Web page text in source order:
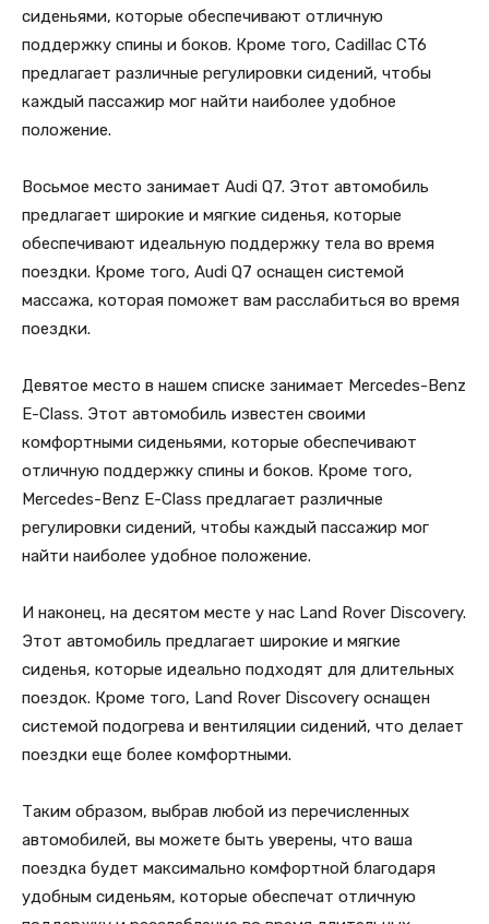
сиденьями, которые обеспечивают отличную
поддержку спины и боков. Кроме того, Cadillac CT6
предлагает различные регулировки сидений, чтобы
каждый пассажир мог найти наиболее удобное
положение.
Восьмое место занимает Audi Q7. Этот автомобиль
предлагает широкие и мягкие сиденья, которые
обеспечивают идеальную поддержку тела во время
поездки. Кроме того, Audi Q7 оснащен системой
массажа, которая поможет вам расслабиться во время
поездки.
Девятое место в нашем списке занимает Mercedes-Benz
E-Class. Этот автомобиль известен своими
комфортными сиденьями, которые обеспечивают
отличную поддержку спины и боков. Кроме того,
Mercedes-Benz E-Class предлагает различные
регулировки сидений, чтобы каждый пассажир мог
найти наиболее удобное положение.
И наконец, на десятом месте у нас Land Rover Discovery.
Этот автомобиль предлагает широкие и мягкие
сиденья, которые идеально подходят для длительных
поездок. Кроме того, Land Rover Discovery оснащен
системой подогрева и вентиляции сидений, что делает
поездки еще более комфортными.
Таким образом, выбрав любой из перечисленных
автомобилей, вы можете быть уверены, что ваша
поездка будет максимально комфортной благодаря
удобным сиденьям, которые обеспечат отличную